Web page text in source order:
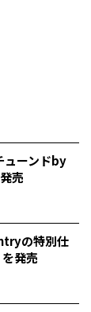
ューンドby
売
の特別仕
発売